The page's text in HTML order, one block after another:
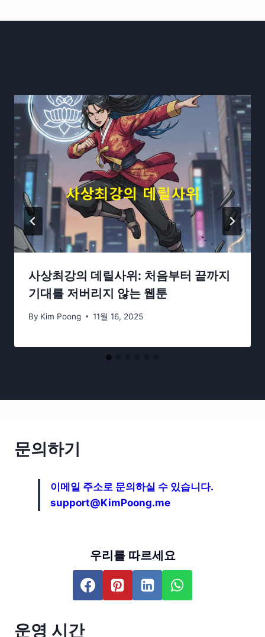
사상최강의 데릴사위: 처음부터 끝까지
기대를 저버리지 않는 웹툰
By Kim Poong 11월 16, 2025
문의하기
이메일 주소로 문의하실 수 있습니다.
support@KimPoong.me
우리를 따르세요
운영 시간